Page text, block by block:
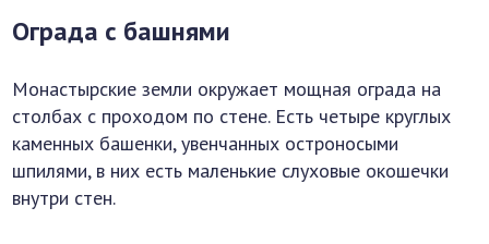
Ограда с башнями
Монастырские земли окружает мощная ограда на
столбах с проходом по стене. Есть четыре круглых
каменных башенки, увенчанных остроносыми
шпилями, в них есть маленькие слуховые окошечки
внутри стен.